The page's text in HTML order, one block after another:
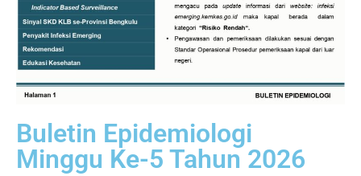
Buletin Epidemiologi
Minggu Ke-5 Tahun 2026